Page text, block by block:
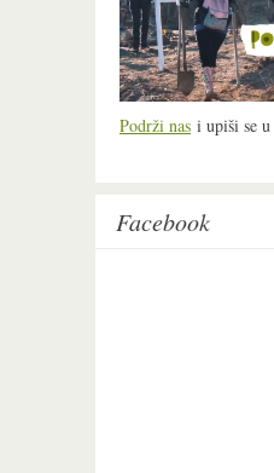
Podrži nas i upiši se u
Facebook